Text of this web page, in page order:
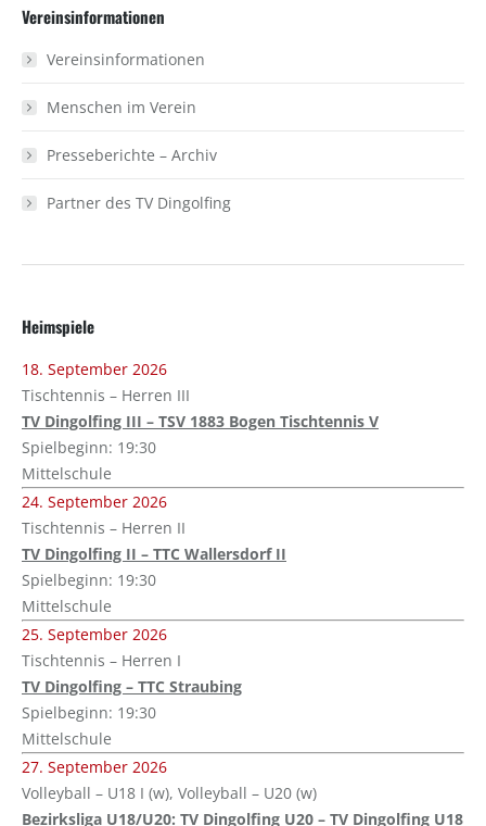
Vereinsinformationen
Vereinsinformationen
Menschen im Verein
Presseberichte – Archiv
Partner des TV Dingolfing
Heimspiele
18. September 2026
Tischtennis – Herren III
TV Dingolfing III – TSV 1883 Bogen Tischtennis V
Spielbeginn: 19:30
Mittelschule
24. September 2026
Tischtennis – Herren II
TV Dingolfing II – TTC Wallersdorf II
Spielbeginn: 19:30
Mittelschule
25. September 2026
Tischtennis – Herren I
TV Dingolfing – TTC Straubing
Spielbeginn: 19:30
Mittelschule
27. September 2026
Volleyball – U18 I (w), Volleyball – U20 (w)
Bezirksliga U18/U20: TV Dingolfing U20 – TV Dingolfing U18